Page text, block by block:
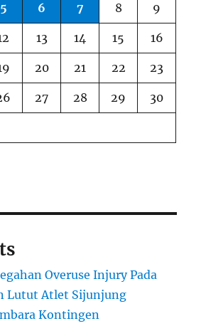
5 6 7 8 9
13 14 15 16
20 21 22 23
27 28 29 30
Overuse Injury Pada
Lutut Atlet Sijunjung
Kontingen